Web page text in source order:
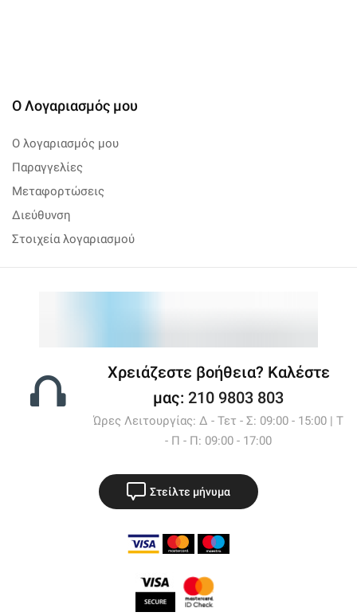
Ο Λογαριασμός μου
Ο λογαριασμός μου
Παραγγελίες
Μεταφορτώσεις
Διεύθυνση
Στοιχεία λογαριασμού
Χρειάζεστε βοήθεια? Καλέστε
μας: 210 9803 803
Ώρες Λειτουργίας: Δ - Τετ - Σ: 09:00 - 15:00 | Τ
- Π - Π: 09:00 - 17:00
Στείλτε μήνυμα